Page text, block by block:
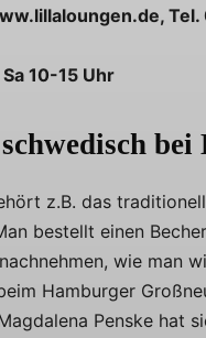
10-15 Uhr
z.B. das
bestellt einen
wie man
Hamburger
Penske hat